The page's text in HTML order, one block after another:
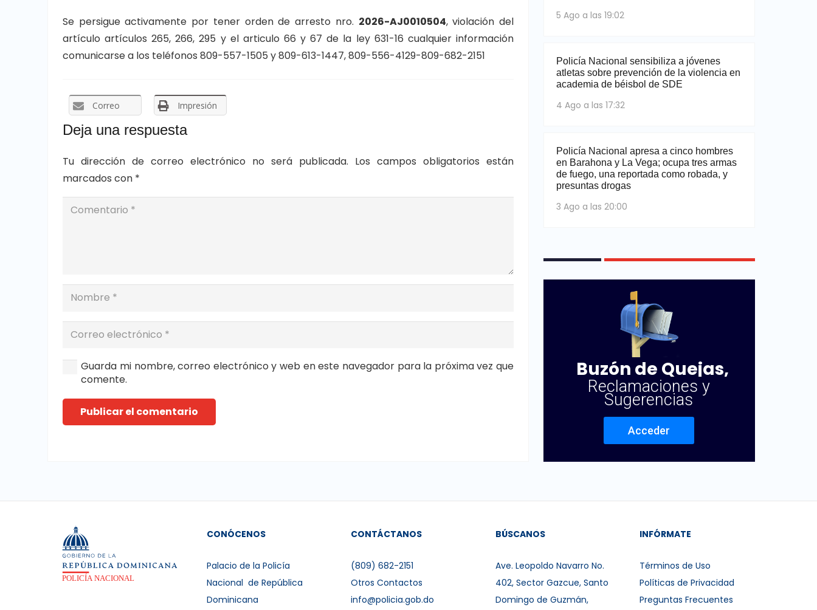
Se persigue activamente por tener orden de arresto nro. 2026-AJ0010504, violación del
artículo artículos 265, 266, 295 y el articulo 66 y 67 de la ley 631-16 cualquier información
comunicarse a los teléfonos 809-557-1505 y 809-613-1447, 809-556-4129-809-682-2151
Correo Impresión
Deja una respuesta
Tu dirección de correo electrónico no será publicada. Los campos obligatorios están
marcados con *
Guarda mi nombre, correo electrónico y web en este navegador para la próxima vez que
comente.
Publicar el comentario
5 Ago a las 19:02
Policía Nacional sensibiliza a jóvenes
atletas sobre prevención de la violencia en
academia de béisbol de SDE
4 Ago a las 17:32
Policía Nacional apresa a cinco hombres
en Barahona y La Vega; ocupa tres armas
de fuego, una reportada como robada, y
presuntas drogas
3 Ago a las 20:00
Buzón de Quejas,
Reclamaciones y
Sugerencias
Acceder
CONÓCENOS
Palacio de la Policía
Nacional de República
Dominicana
CONTÁCTANOS
(809) 682-2151
Otros Contactos
info@policia.gob.do
BÚSCANOS
Ave. Leopoldo Navarro No.
402, Sector Gazcue, Santo
Domingo de Guzmán,
INFÓRMATE
Términos de Uso
Políticas de Privacidad
Preguntas Frecuentes